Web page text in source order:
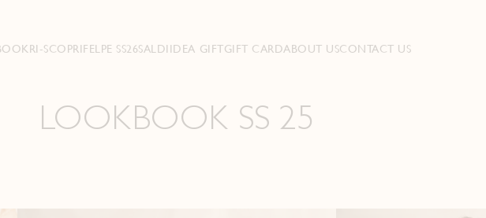
RI-SCOPRIFELPE SS26SALDI IDEA GIFTGIFT CARDABOUT USCONTACT US
LOOKBOOK SS 25